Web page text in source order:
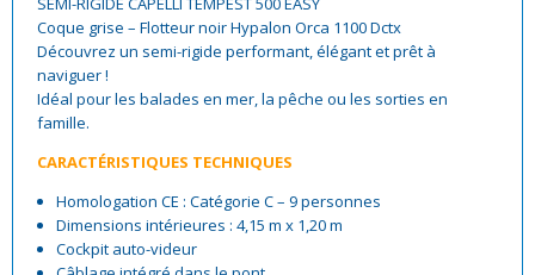
Coque grise – Flotteur noir Hypalon Orca 1100 Dctx
Découvrez un semi-rigide performant, élégant et prêt à
naviguer !
Idéal pour les balades en mer, la pêche ou les sorties en
famille.
CARACTÉRISTIQUES TECHNIQUES
Homologation CE : Catégorie C – 9 personnes
Dimensions intérieures : 4,15 m x 1,20 m
Cockpit auto-videur